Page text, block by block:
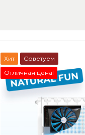
Хит
Советуем
Отличная цена!